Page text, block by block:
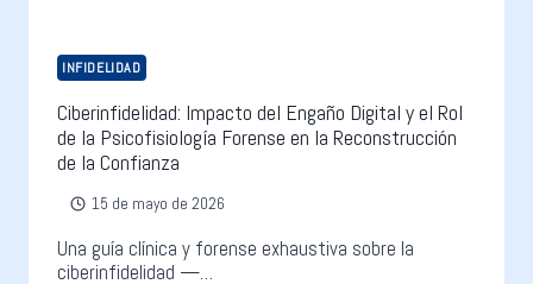
INFIDELIDAD
Ciberinfidelidad: Impacto del Engaño Digital y el Rol
de la Psicofisiología Forense en la Reconstrucción
de la Confianza
15 de mayo de 2026
Una guía clínica y forense exhaustiva sobre la
ciberinfidelidad —…